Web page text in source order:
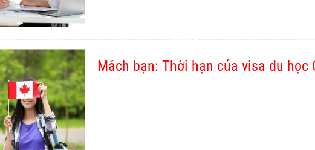
Mách bạn: Thời hạn của visa du học